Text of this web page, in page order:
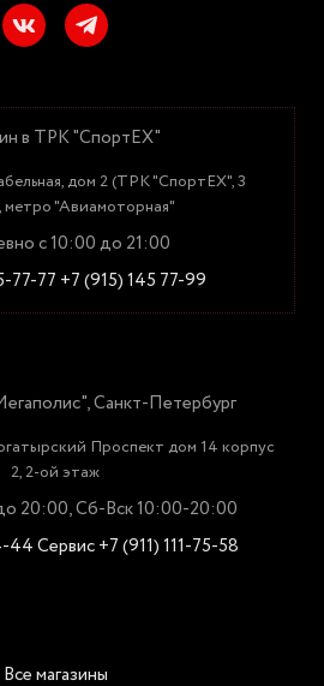
в ТРК "СпортЕХ"
дом 2 (ТРК "СпортЕХ", 3
метро "Авиамоторная"
с 10:00 до 21:00
77-77 +7 (915) 145 77-99
Санкт-Петербург
Проспект дом 14 корпус
2, 2-ой этаж
20:00, Сб-Вск 10:00-20:00
44Сервис +7 (911) 111-75-58
Все магазины